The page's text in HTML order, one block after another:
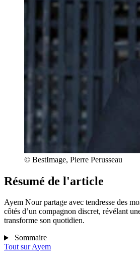
© BestImage, Pierre Perusseau
Résumé de l'article
Ayem Nour partage avec tendresse des
côtés d’un compagnon discret, révélant
transforme son quotidien.
Sommaire
Tout surAyem